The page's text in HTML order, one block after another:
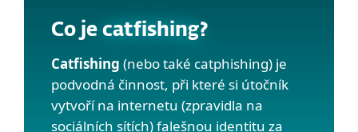
Co je catfishing?
Catfishing (nebo také catphishing) je
podvodná činnost, při které si útočník
vytvoří na internetu (zpravidla na
sociálních sítích) falešnou identitu za